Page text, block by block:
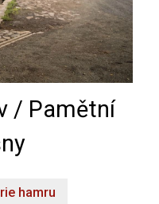
/ Pamětní
hamru